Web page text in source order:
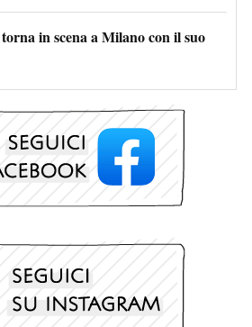
in scena a Milano con il suo